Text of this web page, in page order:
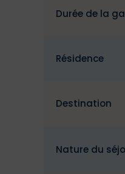
Durée de la
Résidence
Destination
Nature du